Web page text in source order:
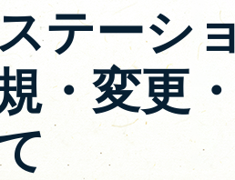
テーシ
・変更